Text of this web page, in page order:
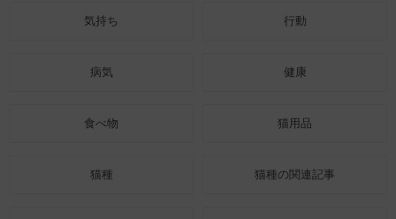
気持ち 行動
病気 健康
食べ物 猫用品
猫種 猫種の関連記事